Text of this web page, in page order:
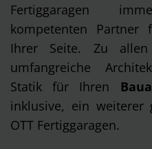
Fertiggaragen
kompetenten Partner
Ihrer Seite. Zu
umfangreiche
Statik für Ihren
inklusive, ein weiterer
OTT Fertiggaragen.